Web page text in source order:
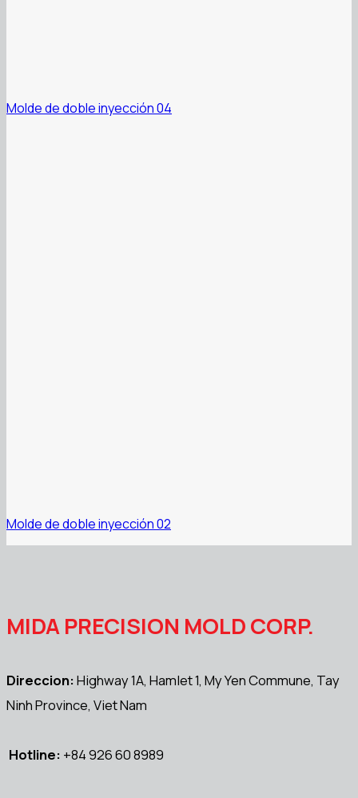
Molde de doble inyección 04
Molde de doble inyección 02
MIDA PRECISION MOLD CORP.
Direccion:Highway 1A, Hamlet 1, My Yen Commune, Tay
Ninh Province, Viet Nam
Hotline: +84 926 60 8989